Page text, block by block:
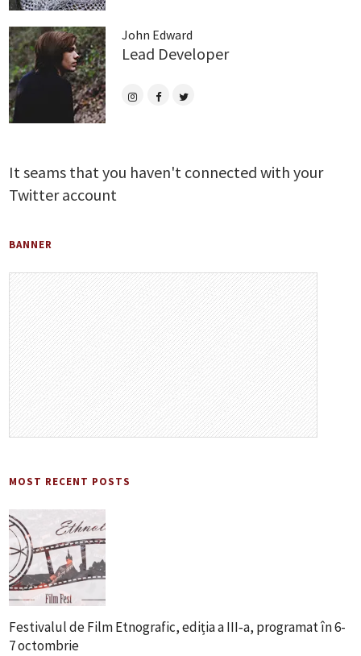
John Edward
Lead Developer
It seams that you haven't connected with your
Twitter account
BANNER
MOST RECENT POSTS
Festivalul de Film Etnografic, ediția a III‑a, programat în 6-
7 octombrie